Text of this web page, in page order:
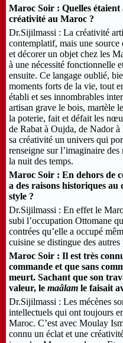
Maroc Soir : Quelles étaient
créativité au Maroc ?
Dr.Sijilmassi : La créativité
contemplatif, mais une source
et décorer un objet chez les
à une nécessité fonctionnelle
ensuite. Ce langage oublié,
moments forts de la vie, tout
établi et ses innombrables
artisan grave le bois, martèle
la poterie, fait et défait les
de Rabat à Oujda, de Nador
sa créativité un univers qui
renseigne sur l’imaginaire
la nuit des temps.
Maroc Soir : En dehors de
a des raisons historiques au
style ?
Dr.Sijilmassi : En effet le
subi l’occupation Ottomane
contrées qu’elle a occupé
cuisine se distingue des
Maroc Soir : Il est très
commande et que sans
meurt. Sachant que son
valeur, le maâlam le faisait
Dr.Sijilmassi : Les mécènes
intellectuels qui ont toujours
Maroc. C’est avec Moulay
connu un éclat et une